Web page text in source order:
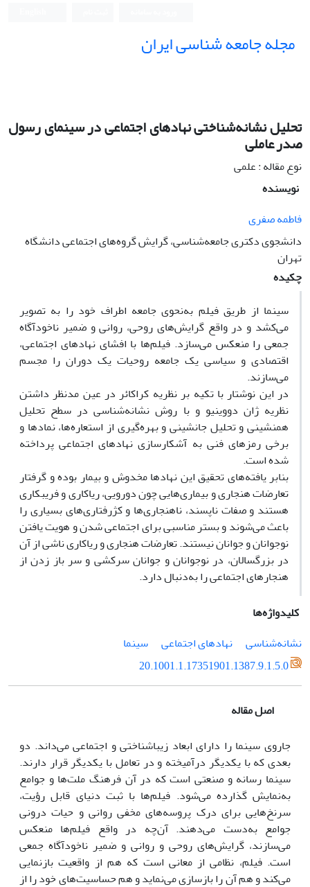
مجله جامعه شناسی ایران
تحلیل نشانه‌شناختی نهادهای اجتماعی در سینمای رسول
صدر عاملی
نوع مقاله : علمی
نویسنده
فاطمه صفری
دانشجوی دکتری جامعه‌شناسی، گرایش گروه‌های اجتماعی دانشگاه
تهران
چکیده
سینما از طریق فیلم به‌نحوی جامعه اطراف خود را به تصویر
می‌کشد و در واقع گرایش‌های روحی، روانی و ضمیر ناخودآگاه
جمعی را منعکس می‌سازد. فیلم‌ها با افشای نهادهای اجتماعی،
اقتصادی و سیاسی یک جامعه روحیات یک دوران را مجسم
می‌سازند.
در این نوشتار با تکیه بر نظریه کراکائر در عین مدنظر داشتن
نظریه ژان دووینیو و با روش نشانه‌شناسی در سطح تحلیل
همنشینی و تحلیل جانشینی و بهره‌گیری از استعاره‌ها، نمادها و
برخی رمزهای فنی به آشکارسازی نهادهای اجتماعی پرداخته
شده است.
بنابر یافته‌های تحقیق این نهادها مخدوش و بیمار بوده و گرفتار
تعارضات هنجاری و بیماری‌هایی چون دورویی، ریاکاری و فریبکاری
هستند و صفات ناپسند، ناهنجاری‌ها و کژرفتاری‌های بسیاری را
باعث می‌شوند و بستر مناسبی برای اجتماعی شدن و هویت یافتن
نوجوانان و جوانان نیستند. تعارضات هنجاری و ریاکاری ناشی از آن
در بزرگسالان، در نوجوانان و جوانان سرکشی و سر باز زدن از
هنجارهای اجتماعی را به‌دنبال دارد.
کلیدواژه‌ها
نشانه‌شناسی
نهادهای اجتماعی
سینما
20.1001.1.17351901.1387.9.1.5.0
اصل مقاله
جاروی سینما را دارای ابعاد زیباشناختی و اجتماعی می‌داند. دو
بعدی که با یکدیگر درآمیخته و در تعامل با یکدیگر قرار دارند.
سینما رسانه و صنعتی است که در آن فرهنگ ملت‌ها و جوامع
به‌نمایش گذارده می‌شود. فیلم‌ها با ثبت دنیای قابل رؤیت،
سرنخ‌هایی برای درک پروسه‌های مخفی روانی و حیات درونی
جوامع به‌دست می‌دهند. آن‌چه در واقع فیلم‌ها منعکس
می‌سازند، گرایش‌های روحی و روانی و ضمیر ناخودآگاه جمعی
است. فیلم، نظامی از معانی است که هم از واقعیت بازنمایی
می‌کند و هم آن را بازسازی می‌نماید و هم حساسیت‌های خود را از